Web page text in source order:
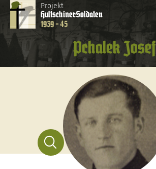
Projekt
HultschinerSoldaten
1939 - 45
Pchalek Josef